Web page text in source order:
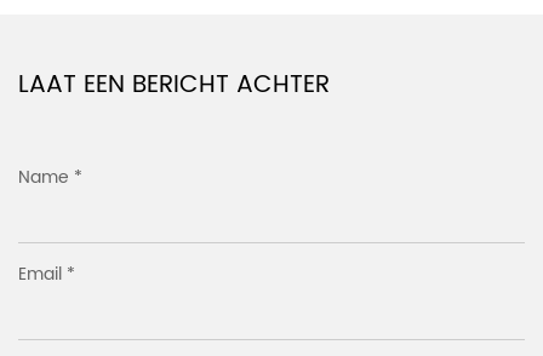
LAAT EEN BERICHT ACHTER
Name *
Email *